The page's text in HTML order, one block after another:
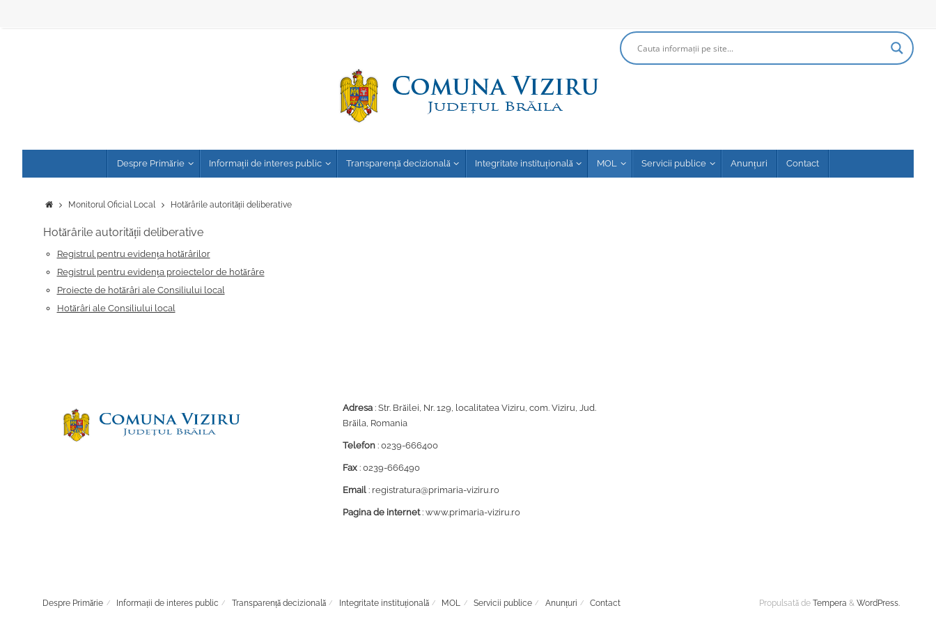
Despre Primărie Informații de interes public Transparență decizională Integritate instituțională MOL Servicii publice Anunțuri Contact
PrimaMonitorul Oficial Local Hotărârile autorității deliberative
Hotărârile autorității deliberative
Registrul pentru evidența hotărârilor
Registrul pentru evidența proiectelor de hotărâre
Proiecte de hotărâri ale Consiliului local
Hotărâri ale Consiliului local
Adresa: Str. Brăilei, Nr. 129, localitatea Viziru, com. Viziru, Jud.
Brăila, Romania
Telefon: 0239-666400
Fax: 0239-666490
Email : registratura@primaria-viziru.ro
Pagina de internet: www.primaria-viziru.ro
Despre Primărie Informații de interes public Transparență decizională Integritate instituțională MOL Servicii publice Anunțuri Contact Propulsată de Tempera & WordPress.